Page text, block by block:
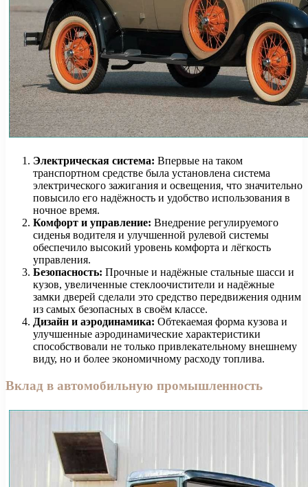
Электрическая система: Впервые на таком
транспортном средстве была установлена система
электрического зажигания и освещения, что значительно
повысило его надёжность и удобство использования в
ночное время.
Комфорт и управление: Внедрение регулируемого
сиденья водителя и улучшенной рулевой системы
обеспечило высокий уровень комфорта и лёгкость
управления.
Безопасность: Прочные и надёжные стальные шасси и
кузов, увеличенные стеклоочистители и надёжные
замки дверей сделали это средство передвижения одним
из самых безопасных в своём классе.
Дизайн и аэродинамика: Обтекаемая форма кузова и
улучшенные аэродинамические характеристики
способствовали не только привлекательному внешнему
виду, но и более экономичному расходу топлива.
Вклад в автомобильную промышленность